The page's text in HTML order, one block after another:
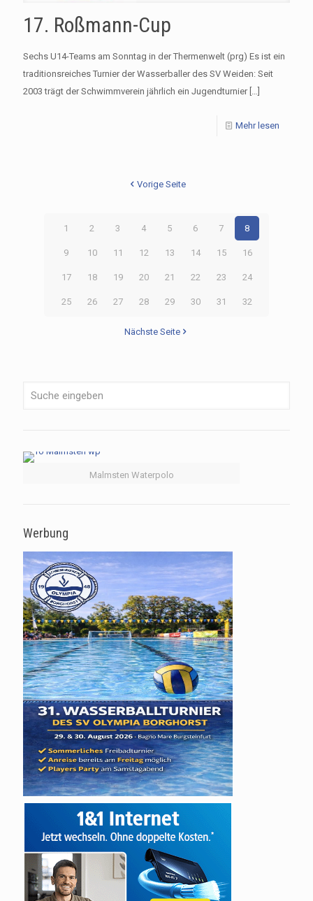
17. Roßmann-Cup
Sechs U14-Teams am Sonntag in der Thermenwelt (prg) Es ist ein
traditionsreiches Turnier der Wasserballer des SV Weiden: Seit
2003 trägt der Schwimmverein jährlich ein Jugendturnier[…]
Mehr lesen
Vorige Seite
1 2 3 4 5 6 7 8
9 10 11 12 13 14 15 16
17 18 19 20 21 22 23 24
25 26 27 28 29 30 31 32
Nächste Seite
Malmsten Waterpolo
Werbung